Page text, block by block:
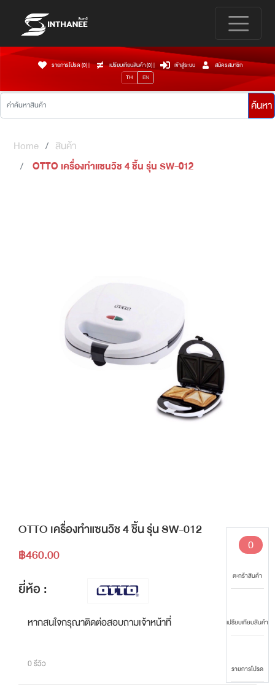
รายการโปรด (0)| เปรียบเทียบสินค้า (0)| เข้าสู่ระบบ
สมัครสมาชิก
TH
EN
ค้นหา
0
ตะกร้าสินค้า
เปรียบเทียบสินค้า
รายการโปรด
Home
สินค้า
OTTO เครื่องทำแซนวิช 4 ชิ้น รุ่น SW-012
OTTO เครื่องทำแซนวิช 4 ชิ้น รุ่น SW-012
฿460.00
ยี่ห้อ :
หากสนใจกรุณาติดต่อสอบถามเจ้าหน้าที่
0 รีวิว